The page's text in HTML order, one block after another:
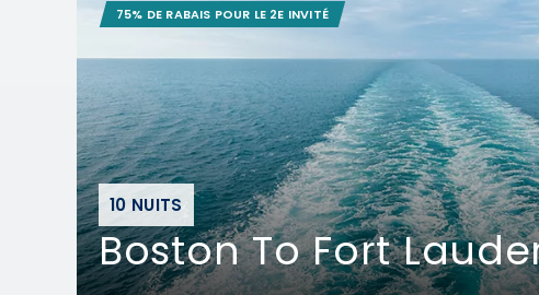
10 NUITS
Boston To Fort
75% DE RABAIS POUR LE 2E INVITÉ